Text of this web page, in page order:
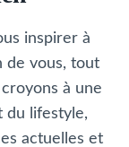
inspirer à
de vous, tout
à une
du lifestyle,
actuelles et